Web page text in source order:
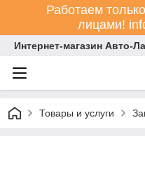
Работаем
лицами!
Интернет-магазин Авто-
Товары и услуги